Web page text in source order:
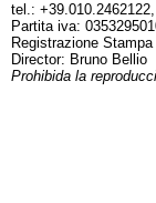
tel.:
Partita iva:
Registrazione
Director: Bruno Bellio
Prohibida la